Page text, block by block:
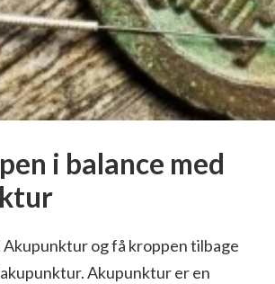
i balance med
Akupunktur og få kroppen tilbage
Akupunktur er en